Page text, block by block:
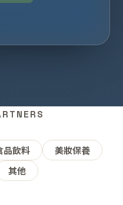
品飲料
美妝保養
其他